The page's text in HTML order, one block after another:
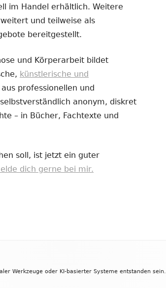
im Handel erhältlich. Weitere
und teilweise als
bereitgestellt.
und Körperarbeit bildet
künstlerische und
professionellen und
anonym, diskret
– in Bücher, Fachtexte und
soll, ist jetzt ein guter
dich gerne bei mir.
Werkzeuge oder KI-basierter Systeme entstanden sein.